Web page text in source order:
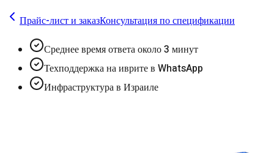
Прайс-лист и заказКонсультация по спецификации
Среднее время ответа около 3 минут
Техподдержка на иврите в WhatsApp
Инфраструктура в Израиле